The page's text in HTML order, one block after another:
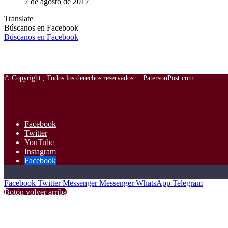
Translate
Búscanos en Facebook
Búscanos en Facebook
© Copyright , Todos los derechos reservados | PatersonPost.com
Facebook
Twitter
YouTube
Instagram
Facebook
Facebook Twitter Messenger Messenger WhatsApp Telegram
Botón volver arriba